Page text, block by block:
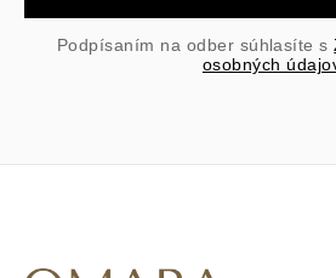
Podpísaním na odber súhlasíte s
osobných